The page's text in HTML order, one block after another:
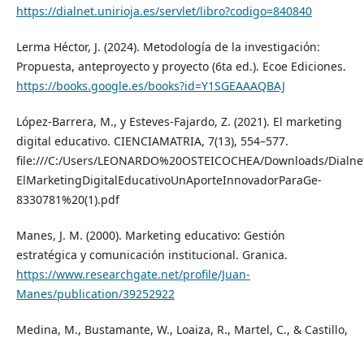
https://dialnet.unirioja.es/servlet/libro?codigo=840840
Lerma Héctor, J. (2024). Metodología de la investigación:
Propuesta, anteproyecto y proyecto (6ta ed.). Ecoe Ediciones.
https://books.google.es/books?id=Y1SGEAAAQBAJ
López-Barrera, M., y Esteves-Fajardo, Z. (2021). El marketing
digital educativo. CIENCIAMATRIA, 7(13), 554–577.
file:///C:/Users/LEONARDO%20OSTEICOCHEA/Downloads/
ElMarketingDigitalEducativoUnAporteInnovadorParaGe-
8330781%20(1).pdf
Manes, J. M. (2000). Marketing educativo: Gestión
estratégica y comunicación institucional. Granica.
https://www.researchgate.net/profile/Juan-
Manes/publication/39252922
Medina, M., Bustamante, W., Loaiza, R., Martel, C., & Castillo,